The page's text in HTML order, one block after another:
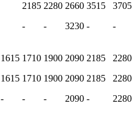
2185
-
2280
-
2660
3230
3515
-
3705
-
1615
1615
-
1710
1710
-
1900
1900
-
2090
2090
2090
2185
2185
-
2280
2280
2280